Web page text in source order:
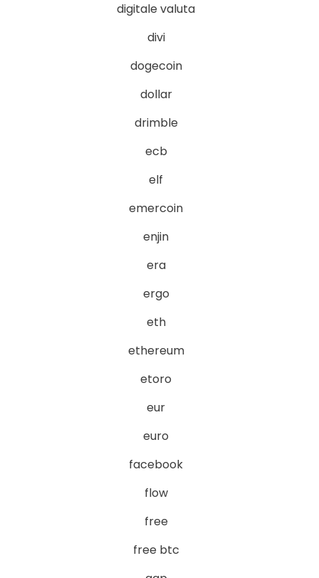
digitale valuta
divi
dogecoin
dollar
drimble
ecb
elf
emercoin
enjin
era
ergo
eth
ethereum
etoro
eur
euro
facebook
flow
free
free btc